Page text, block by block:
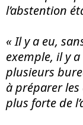
l’abstention
« Il y a eu,
exemple, il y
plusieurs
à préparer
plus forte de